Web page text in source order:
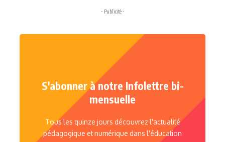
- Publicité -
S'abonner à notre Infolettre bi-
mensuelle
Tous les quinze jours découvrez l'actualité
pédagogique et numérique dans l'éducation